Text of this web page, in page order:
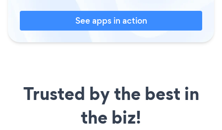
See apps in action
Trusted by the best in
the biz!